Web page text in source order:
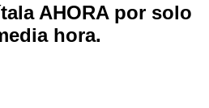
AHORA por solo
hora.